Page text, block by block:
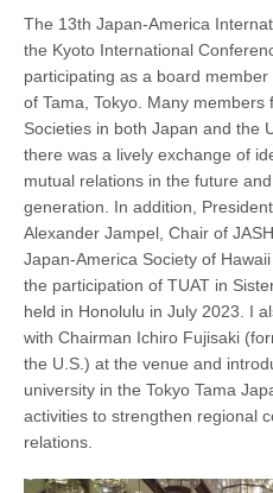
The 13th Japan-America
the Kyoto International
participating as a board
of Tama, Tokyo. Many members
Societies in both Japan and the
there was a lively exchange of
mutual relations in the future
generation. In addition,
Alexander Jampel, Chair of
Japan-America Society of
the participation of TUAT in
held in Honolulu in July 2023. I
with Chairman Ichiro Fujisaki
the U.S.) at the venue and
university in the Tokyo Tama
activities to strengthen regional
relations.